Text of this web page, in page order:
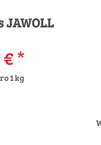
JAWOLL
€*
1 kg